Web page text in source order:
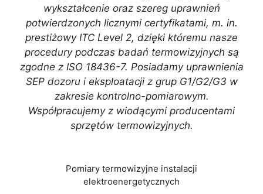
wykształcenie oraz szereg uprawnień
potwierdzonych licznymi certyfikatami, m. in.
prestiżowy ITC Level 2, dzięki któremu nasze
procedury podczas badań termowizyjnych są
zgodne z ISO 18436-7. Posiadamy uprawnienia
SEP dozoru i eksploatacji z grup G1/G2/G3 w
zakresie kontrolno-pomiarowym.
Współpracujemy z wiodącymi producentami
sprzętów termowizyjnych.
Pomiary termowizyjne instalacji
elektroenergetycznych